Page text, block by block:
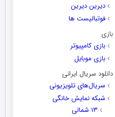
دیرین دیرین
فوتبالیست ها
بازی
بازی کامپیوتر
بازی موبایل
دانلود سریال ایرانی
سریال‌های تلویزیونی
شبکه نمایش خانگی
۱۳ شمالی